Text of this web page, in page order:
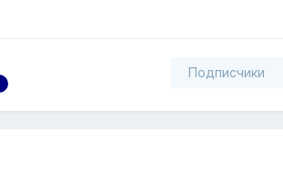
Подписчики